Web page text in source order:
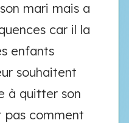
mari mais a
car il la
enfants
souhaitent
à quitter son
pas comment